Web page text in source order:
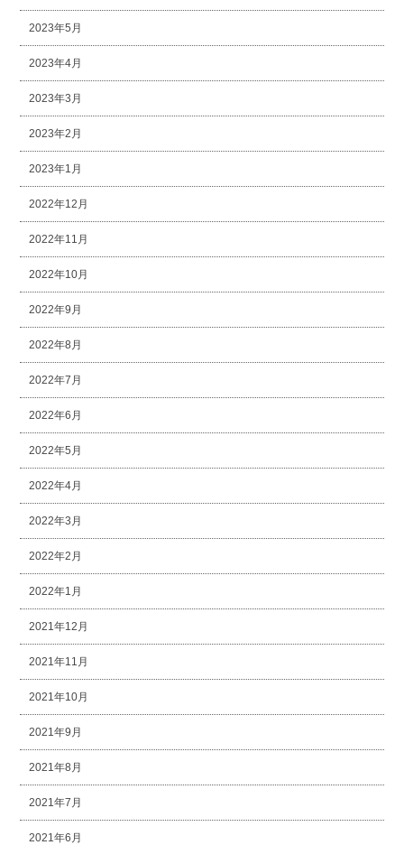
2023年5月
2023年4月
2023年3月
2023年2月
2023年1月
2022年12月
2022年11月
2022年10月
2022年9月
2022年8月
2022年7月
2022年6月
2022年5月
2022年4月
2022年3月
2022年2月
2022年1月
2021年12月
2021年11月
2021年10月
2021年9月
2021年8月
2021年7月
2021年6月